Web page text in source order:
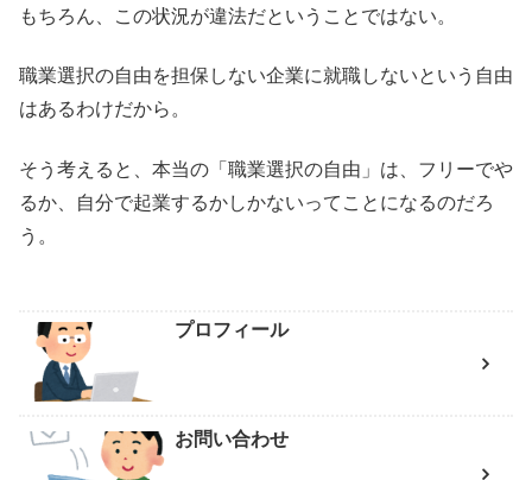
もちろん、この状況が違法だということではない。
職業選択の自由を担保しない企業に就職しないという自由
はあるわけだから。
そう考えると、本当の「職業選択の自由」は、フリーでや
るか、自分で起業するかしかないってことになるのだろ
う。
プロフィール
お問い合わせ